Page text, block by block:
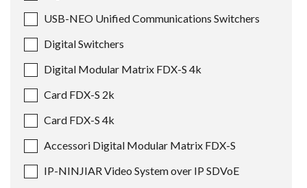
USB-NEO Unified Communications Switchers
Digital Switchers
Digital Modular Matrix FDX-S 4k
Card FDX-S 2k
Card FDX-S 4k
Accessori Digital Modular Matrix FDX-S
IP-NINJIAR Video System over IP SDVoE